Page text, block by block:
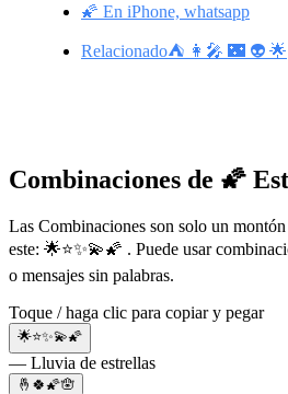
🌠 En iPhone, whatsapp
Relacionado⛺ 👩‍🎤 🌃 👽 🌟
Combinaciones de 🌠
Las Combinaciones son solo un
este: 🌟⭐✨💫🌠 . Puede usar
o mensajes sin palabras.
Toque / haga clic para copiar y pegar
🌟⭐✨💫🌠
— Lluvia de estrellas
🤞🍀🌠🪬